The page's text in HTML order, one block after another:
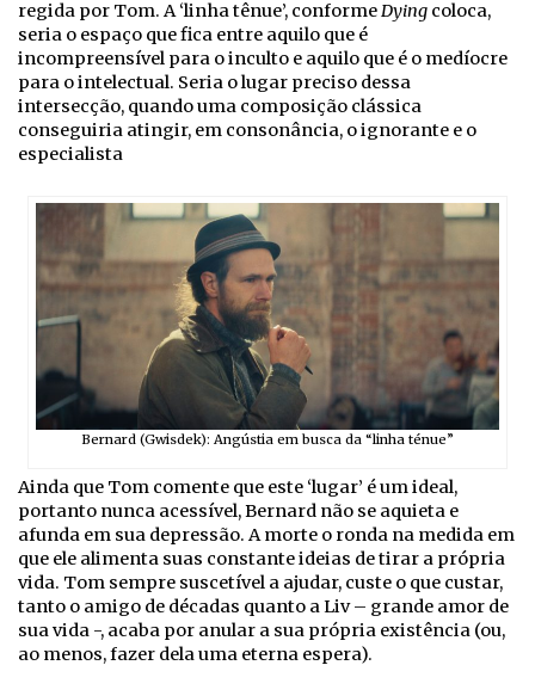
regida por Tom. A ‘linha tênue’, conformeDying coloca,
seria o espaço que fica entre aquilo que é
incompreensível para o inculto e aquilo que é o medíocre
para o intelectual. Seria o lugar preciso dessa
intersecção, quando uma composição clássica
conseguiria atingir, em consonância, o ignorante e o
especialista
Bernard (Gwisdek): Angústia em busca da “linha ténue”
Ainda que Tom comente que este ‘lugar’ é um ideal,
portanto nunca acessível, Bernard não se aquieta e
afunda em sua depressão. A morte o ronda na medida em
que ele alimenta suas constante ideias de tirar a própria
vida. Tom sempre suscetível a ajudar, custe o que custar,
tanto o amigo de décadas quanto a Liv – grande amor de
sua vida -, acaba por anular a sua própria existência (ou,
ao menos, fazer dela uma eterna espera).